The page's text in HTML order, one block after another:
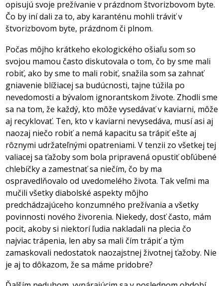
opisujú svoje prežívanie v prázdnom štvorizbovom byte.
Čo by iní dali za to, aby karanténu mohli tráviť v
štvorizbovom byte, prázdnom či plnom.
Počas môjho krátkeho ekologického ošiaľu som so
svojou mamou často diskutovala o tom, čo by sme mali
robiť, ako by sme to mali robiť, snažila som sa zahnať
gniavenie blížiacej sa budúcnosti, tajne túžila po
nevedomosti a bývalom ignorantskom živote. Zhodli sme
sa na tom, že každý, kto môže vysedávať v kaviarni, môže
aj recyklovať. Ten, kto v kaviarni nevysedáva, musí asi aj
naozaj niečo robiť a nemá kapacitu sa trápiť ešte aj
rôznymi udržateľnými opatreniami. V tenzii zo všetkej tej
valiacej sa ťažoby som bola pripravená opustiť obľúbené
chlebíčky a zamestnať sa niečím, čo by ma
ospravedlňovalo od uvedomelého života. Tak veľmi ma
mučili všetky diabolské aspekty môjho
predchádzajúceho konzumného prežívania a všetky
povinnosti nového živorenia. Niekedy, dosť často, mám
pocit, akoby si niektorí ľudia nakladali na plecia čo
najviac trápenia, len aby sa mali čím trápiť a tým
zamaskovali nedostatok naozajstnej životnej ťažoby. Nie
je aj to dôkazom, že sa máme pridobre?